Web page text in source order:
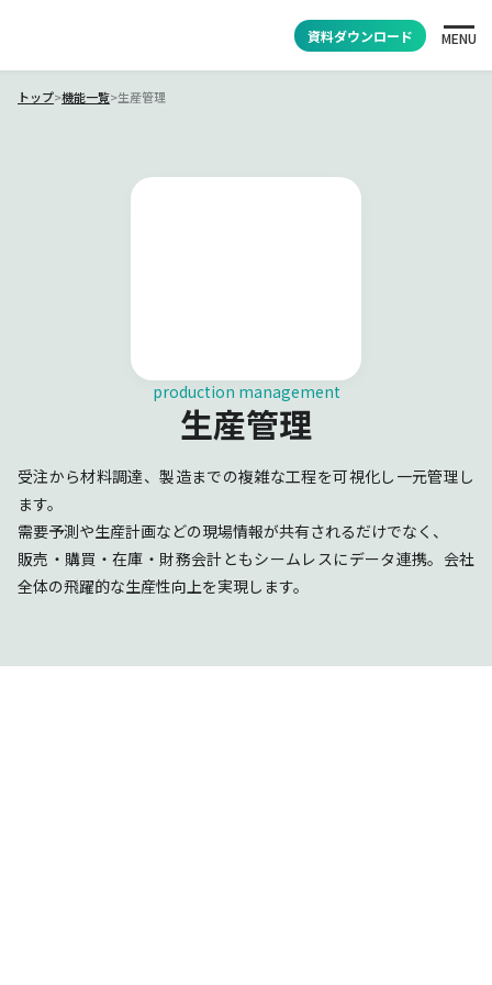
資料ダウンロード MENU
トップ>機能一覧>生産管理
production management
生産管理
受注から材料調達、製造までの複雑な工程を可視化し一元管理し
ます。
需要予測や生産計画などの現場情報が共有されるだけでなく、
販売・購買・在庫・財務会計ともシームレスにデータ連携。会社
全体の飛躍的な生産性向上を実現します。